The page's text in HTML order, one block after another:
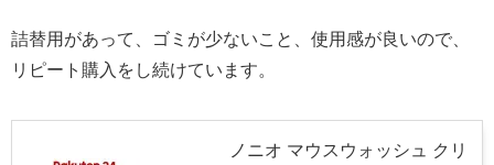
詰替用があって、ゴミが少ないこと、使用感が良いので、
リピート購入をし続けています。
ノニオ マウスウォッシュ クリ